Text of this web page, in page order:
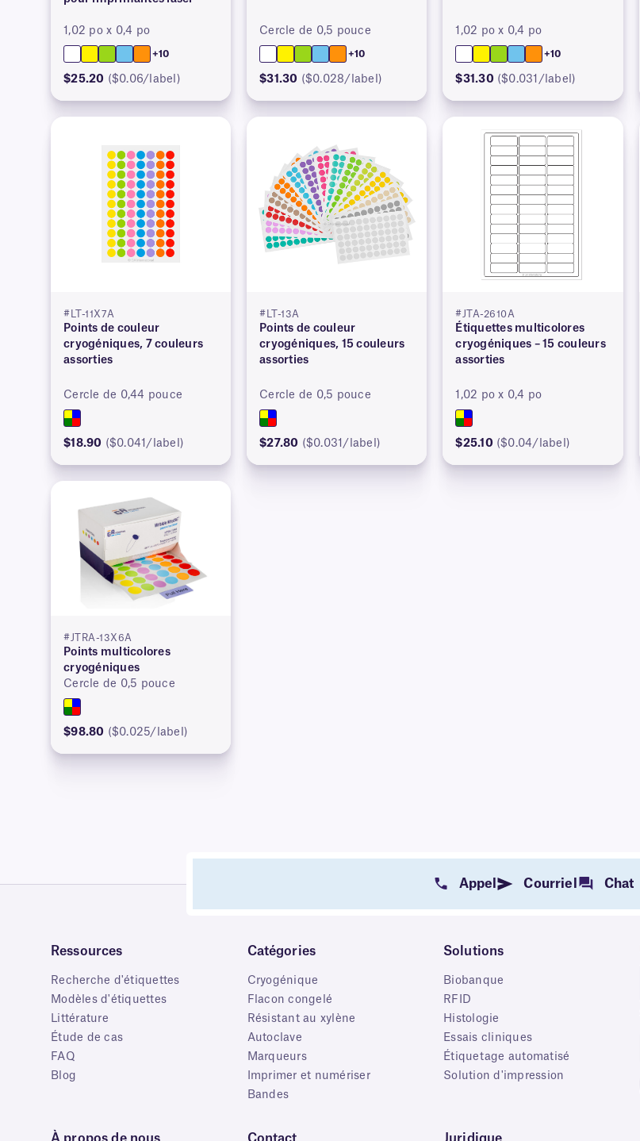
1,02 po x 0,4 po
+10
$25.20 ($0.06/label)
Cercle de 0,5 pouce
+10
$31.30 ($0.028/label)
1,02 po x 0,4 po
+10
$31.30 ($0.031/label)
#LT-11X7A
Points de couleur
cryogéniques, 7 couleurs
assorties
Cercle de 0,44 pouce
$18.90 ($0.041/label)
#LT-13A
Points de couleur
cryogéniques, 15 couleurs
assorties
Cercle de 0,5 pouce
$27.80 ($0.031/label)
#JTA-2610A
Étiquettes multicolores
cryogéniques – 15 couleurs
assorties
1,02 po x 0,4 po
$25.10 ($0.04/label)
#JTRA-13X6A
Points multicolores
cryogéniques
Cercle de 0,5 pouce
$98.80 ($0.025/label)
Appel Courriel Chat
Ressources
Recherche d'étiquettes
Modèles d'étiquettes
Littérature
Étude de cas
FAQ
Blog
Catégories
Cryogénique
Flacon congelé
Résistant au xylène
Autoclave
Marqueurs
Imprimer et numériser
Bandes
Solutions
Biobanque
RFID
Histologie
Essais cliniques
Étiquetage automatisé
Solution d'impression